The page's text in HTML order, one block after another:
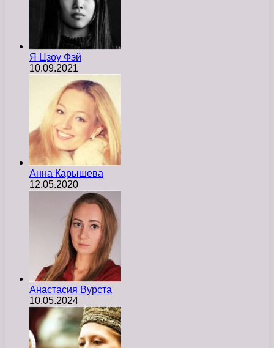
Я Цзоу Фэй
10.09.2021
Анна Карышева
12.05.2020
Анастасия Вурста
10.05.2024